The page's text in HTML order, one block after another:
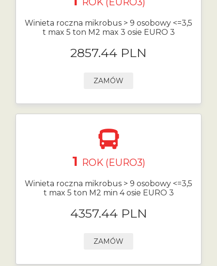
Winieta roczna mikrobus > 9 osobowy <=3,5
t max 5 ton M2 max 3 osie EURO 3
2857.44 PLN
ZAMÓW
1 ROK (EURO3)
Winieta roczna mikrobus > 9 osobowy <=3,5
t max 5 ton M2 min 4 osie EURO 3
4357.44 PLN
ZAMÓW